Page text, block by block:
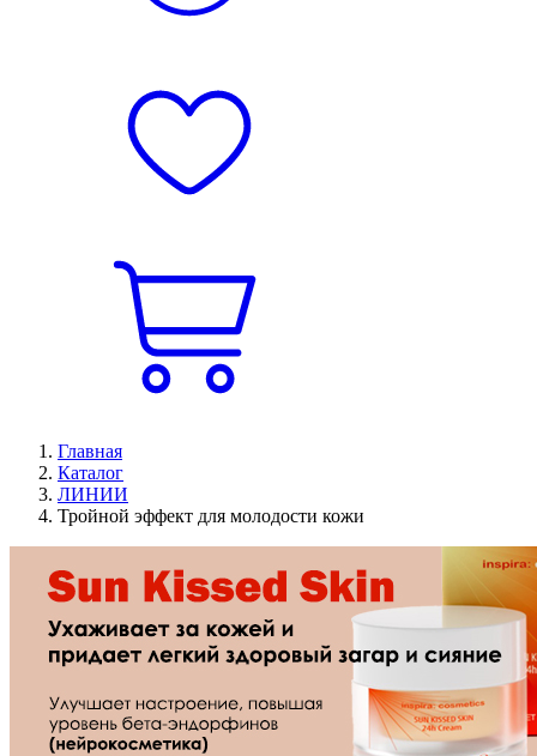
Главная
Каталог
ЛИНИИ
Тройной эффект для молодости кожи